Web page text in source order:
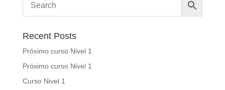
Recent Posts
Próximo curso Nivel 1
Próximo curso Nivel 1
Curso Nivel 1